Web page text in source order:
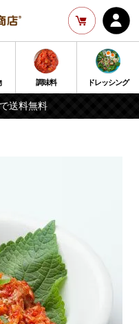
調味料 ドレッシング
送料無料